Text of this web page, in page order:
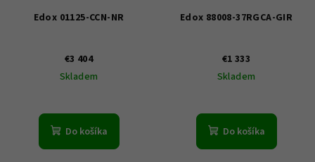
Edox 01125-CCN-NR
€3 404
Skladem
Do košíka
Edox 88008-37RGCA-GIR
€1 333
Skladem
Do košíka